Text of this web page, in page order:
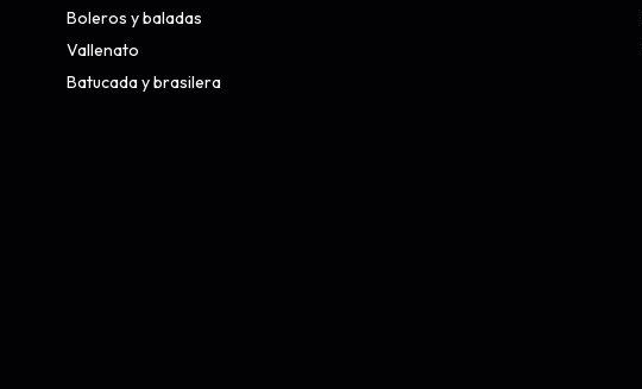
Boleros y baladas
Vallenato
Batucada y brasilera